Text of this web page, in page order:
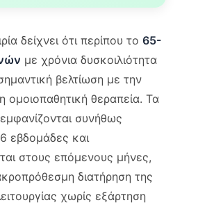
δείχνει ότι περίπου το65-
με χρόνια δυσκοιλιότητα
βελτίωση με την
ομοιοπαθητική θεραπεία. Τα
συνήθως
εβδομάδες και
στους επόμενους μήνες,
διατήρηση της
χωρίς εξάρτηση